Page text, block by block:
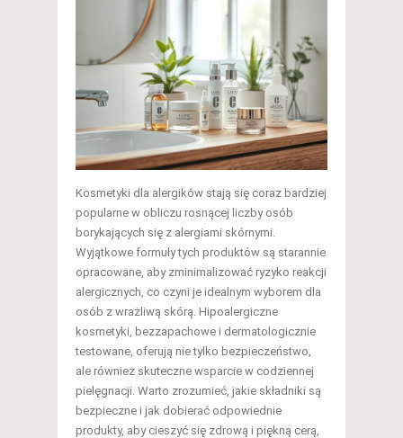
Kosmetyki dla alergików stają się coraz bardziej
popularne w obliczu rosnącej liczby osób
borykających się z alergiami skórnymi.
Wyjątkowe formuły tych produktów są starannie
opracowane, aby zminimalizować ryzyko reakcji
alergicznych, co czyni je idealnym wyborem dla
osób z wrażliwą skórą. Hipoalergiczne
kosmetyki, bezzapachowe i dermatologicznie
testowane, oferują nie tylko bezpieczeństwo,
ale również skuteczne wsparcie w codziennej
pielęgnacji. Warto zrozumieć, jakie składniki są
bezpieczne i jak dobierać odpowiednie
produkty, aby cieszyć się zdrową i piękną cerą,